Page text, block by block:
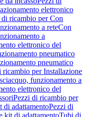
elettronico
di ricambio per Con
a reteCon
a
elettronico del
pneumatico
pneumatico
ricambio per Installazione
funzionamento a
elettronico del
Pezzi di ricambio per
di adattamentoPezzi di
kit di adattamentoTubi di